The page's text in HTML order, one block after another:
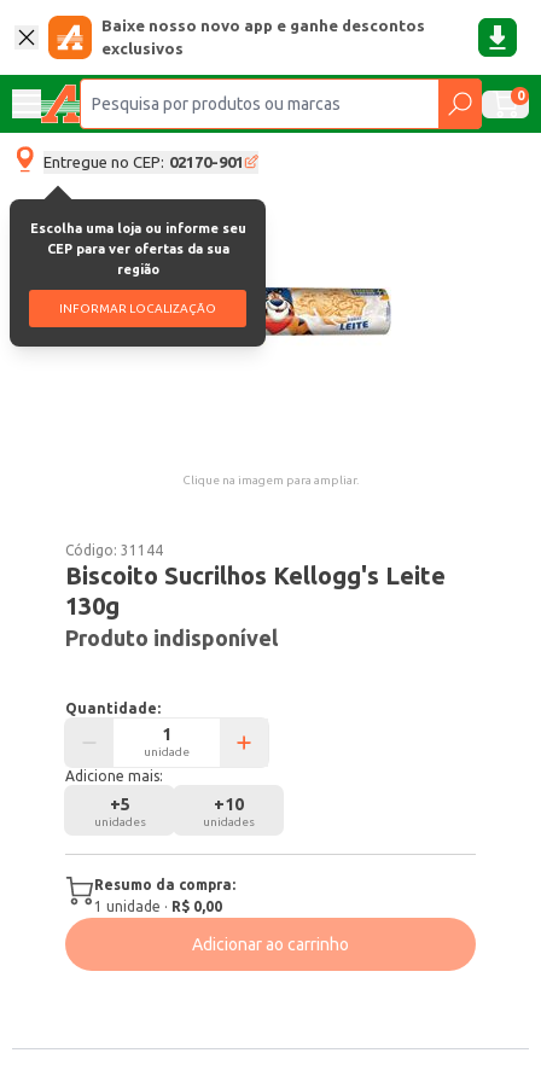
Baixe nosso novo app e ganhe descontos
exclusivos
0
Entregue no CEP: 02170-901
Escolha uma loja ou informe seu
CEP para ver ofertas da sua
região
INFORMAR LOCALIZAÇÃO
Clique na imagem para ampliar.
Código:31144
Biscoito Sucrilhos Kellogg's Leite
130g
Produto indisponível
Quantidade:
unidade
Adicione mais:
+5
unidades
+10
unidades
Resumo da compra:
1 unidade · R$ 0,00
Adicionar ao carrinho